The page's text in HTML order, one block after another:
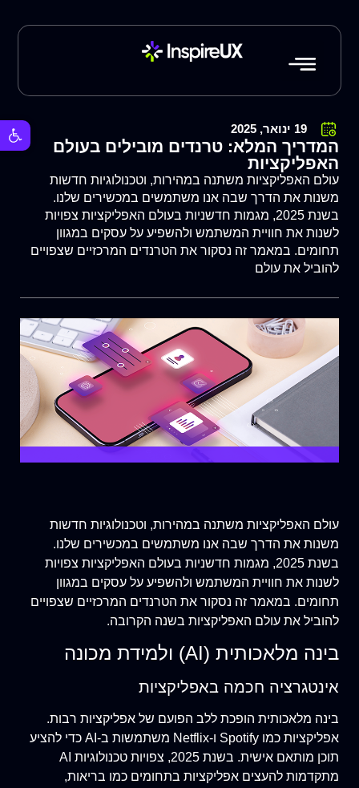
פתח 19 ינואר, 2025
המדריך המלא: טרנדים מובילים בעולם
האפליקציות
עולם האפליקציות משתנה במהירות, וטכנולוגיות חדשות
משנות את הדרך שבה אנו משתמשים במכשירים שלנו.
בשנת 2025, מגמות חדשניות בעולם האפליקציות צפויות
לשנות את חוויית המשתמש ולהשפיע על עסקים במגוון
תחומים. במאמר זה נסקור את הטרנדים המרכזיים שצפויים
להוביל את עולם
עולם האפליקציות משתנה במהירות, וטכנולוגיות חדשות
משנות את הדרך שבה אנו משתמשים במכשירים שלנו.
בשנת 2025, מגמות חדשניות בעולם האפליקציות צפויות
לשנות את חוויית המשתמש ולהשפיע על עסקים במגוון
תחומים. במאמר זה נסקור את הטרנדים המרכזיים שצפויים
להוביל את עולם האפליקציות בשנה הקרובה.
בינה מלאכותית (AI) ולמידת מכונה
אינטגרציה חכמה באפליקציות
בינה מלאכותית הופכת ללב הפועם של אפליקציות רבות.
אפליקציות כמו Spotify ו-Netflix משתמשות ב-AI כדי להציע
תוכן מותאם אישית. בשנת 2025, צפויות טכנולוגיות AI
מתקדמות להעצים אפליקציות בתחומים כמו בריאות,